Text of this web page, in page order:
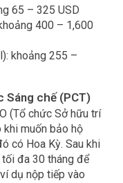
65 – 325 USD
400 – 1,600
khoảng 255 –
Sáng chế (PCT)
(Tổ chức Sở hữu trí
khi muốn bảo hộ
có Hoa Kỳ. Sau khi
đa 30 tháng để
dụ nộp tiếp vào